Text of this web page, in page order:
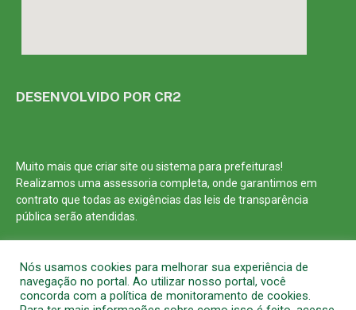
DESENVOLVIDO POR CR2
Muito mais que criar site ou sistema para prefeituras!
Realizamos umaassessoriacompleta, onde garantimos em
contrato que todas as exigências das leis de transparência
públicaserão atendidas.
Nós usamos cookies para melhorar sua experiência de
navegação no portal. Ao utilizar nosso portal, você
concorda com a política de monitoramento de cookies.